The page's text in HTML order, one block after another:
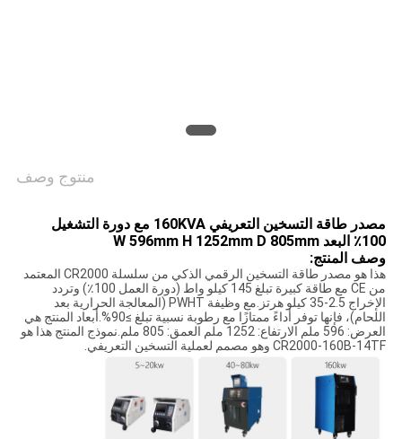
منتوج وصف
مصدر طاقة التسخين التعريفي 160KVA مع دورة التشغيل
100٪ البعد W 596mm H 1252mm D 805mm
وصف المنتج:
هذا هو مصدر طاقة التسخين الرقمي الذكي من سلسلة CR2000 المعتمد
من CE مع طاقة كبيرة تبلغ 145 كيلو واط (دورة العمل 100٪) وتردد
الإخراج 2.5-35 كيلو هرتز.مع وظيفة PWHT (المعالجة الحرارية بعد
اللحام)، فإنها توفر أداءً ممتازًا مع رطوبة نسبية تبلغ ≥90%.أبعاد المنتج هي
العرض: 596 ملم الارتفاع: 1252 ملم العمق: 805 ملم.نموذج المنتج هذا هو
CR2000-160B-14TF وهو مصمم لعملية التسخين التعريفي.